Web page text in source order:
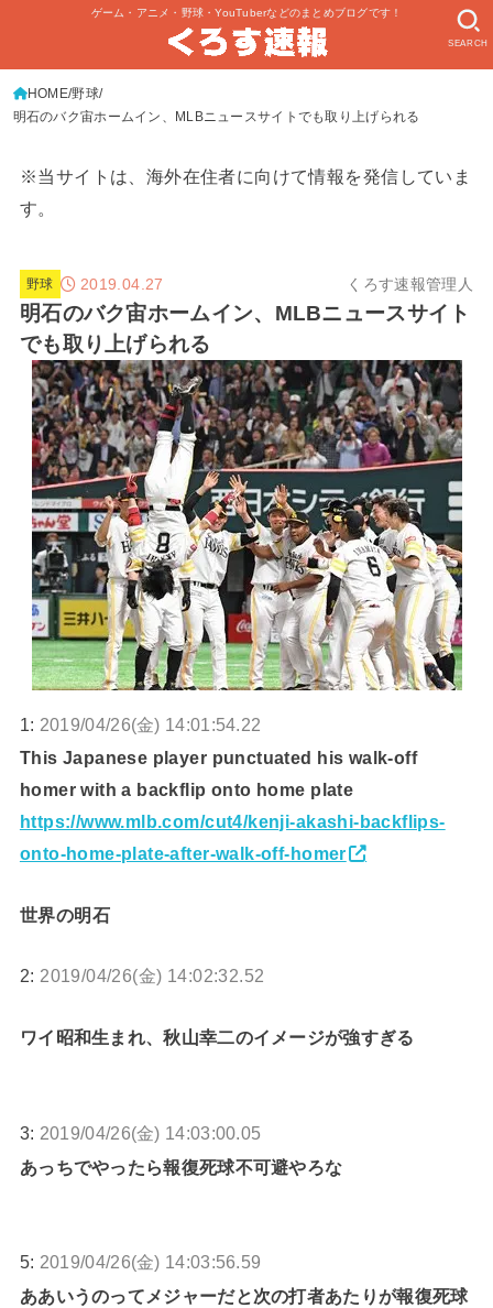
ゲーム・アニメ・野球・YouTuberなどのまとめブログです！
SEARCH
HOME 野球
明石のバク宙ホームイン、MLBニュースサイトでも取り上げられる
※当サイトは、海外在住者に向けて情報を発信していま
す。
野球 2019.04.27 くろす速報管理人
明石のバク宙ホームイン、MLBニュースサイト
でも取り上げられる
1: 2019/04/26(金) 14:01:54.22
This Japanese player punctuated his walk-off
homer with a backflip onto home plate
https://www.mlb.com/cut4/kenji-akashi-backflips-
onto-home-plate-after-walk-off-homer
世界の明石
2: 2019/04/26(金) 14:02:32.52
ワイ昭和生まれ、秋山幸二のイメージが強すぎる
3: 2019/04/26(金) 14:03:00.05
あっちでやったら報復死球不可避やろな
5: 2019/04/26(金) 14:03:56.59
ああいうのってメジャーだと次の打者あたりが報復死球